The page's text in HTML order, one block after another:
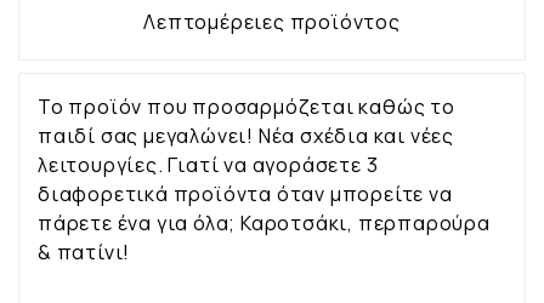
Λεπτομέρειες προϊόντος
Το προϊόν που προσαρμόζεται καθώς το
παιδί σας μεγαλώνει! Νέα σχέδια και νέες
λειτουργίες. Γιατί να αγοράσετε 3
διαφορετικά προϊόντα όταν μπορείτε να
πάρετε ένα για όλα; Καροτσάκι, περπαρούρα
& πατίνι!